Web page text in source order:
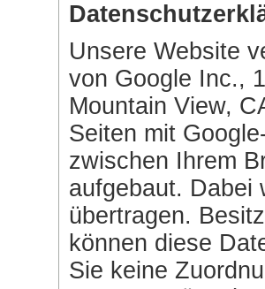
Unsere Website
von Google Inc.,
Mountain View,
Seiten mit
zwischen Ihrem
aufgebaut. Dabei
übertragen.
können diese
Sie keine